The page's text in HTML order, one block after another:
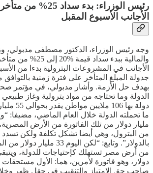
رئيس الوزراء: بدء سداد
الأجانب الأسبوع المقبل
وجه رئيس الوزراء، الدكتور مصطفى مدبولي،
والمالية ببدء سداد قيمة
الأجانب في المشروعات البترولية بدءا من
جدولة المبلغ المتأخر على فترة زمنية بالتوافق
بهدف حل الأزمة. وأشار مدبولي، في مؤتمر
الدولة وما تحتاجه من مواد بترولية وغاز طبيعي
دولة بها
مليار دولار من تلك الفاتورة من الأرض
من البترول، وهي أيضا تشكل تكلفة ولكن تسدد
بالدولار”. وتابع: “لكن اليوم
دولار، وهو فاتورة لأمرين، هما: الأول مستحقات
صاحب حق الإمتياز والتنقيب في حقل ظهر